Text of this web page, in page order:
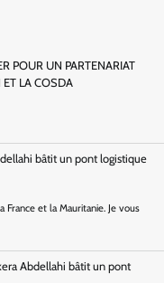
POUR UN PARTENARIAT
ET LA COSDA
bâtit un pont logistique
et la Mauritanie. Je vous
Abdellahi bâtit un pont